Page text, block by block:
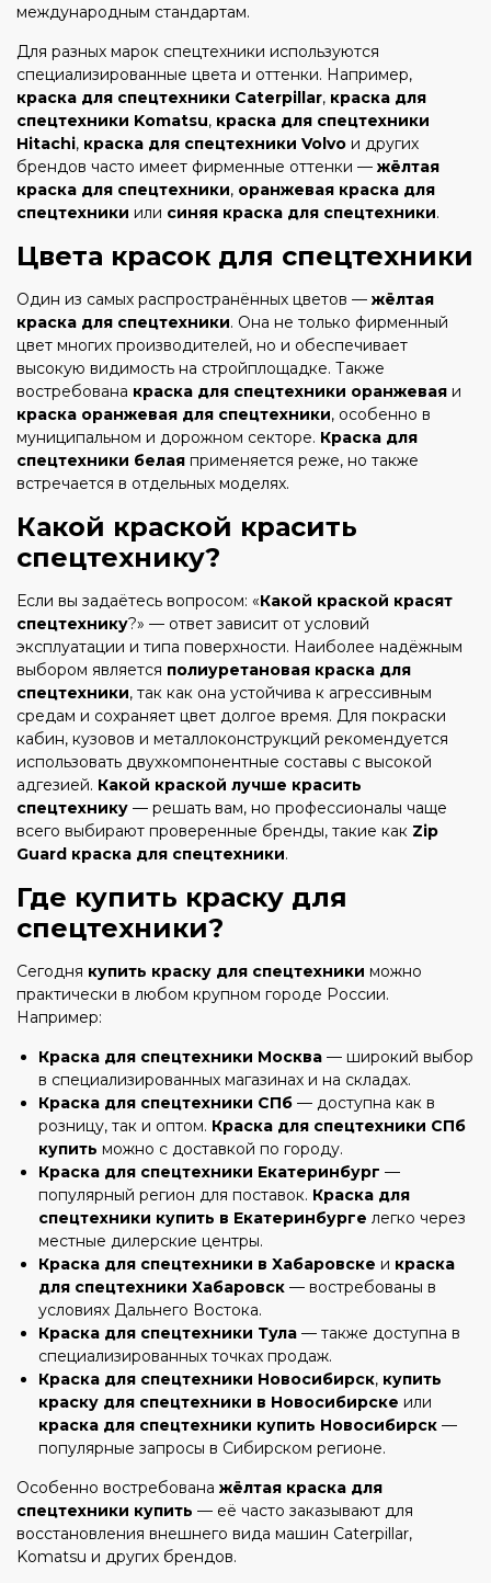
международным стандартам.
Для разных марок спецтехники используются
специализированные цвета и оттенки. Например,
краска для спецтехники Caterpillar, краска для
спецтехники Komatsu, краска для спецтехники
Hitachi, краска для спецтехники Volvo и других
брендов часто имеет фирменные оттенки — жёлтая
краска для спецтехники, оранжевая краска для
спецтехники или синяя краска для спецтехники.
Цвета красок для спецтехники
Один из самых распространённых цветов — жёлтая
краска для спецтехники. Она не только фирменный
цвет многих производителей, но и обеспечивает
высокую видимость на стройплощадке. Также
востребована краска для спецтехники оранжевая и
краска оранжевая для спецтехники, особенно в
муниципальном и дорожном секторе. Краска для
спецтехники белая применяется реже, но также
встречается в отдельных моделях.
Какой краской красить
спецтехнику?
Если вы задаётесь вопросом: «Какой краской красят
спецтехнику?» — ответ зависит от условий
эксплуатации и типа поверхности. Наиболее надёжным
выбором является полиуретановая краска для
спецтехники, так как она устойчива к агрессивным
средам и сохраняет цвет долгое время. Для покраски
кабин, кузовов и металлоконструкций рекомендуется
использовать двухкомпонентные составы с высокой
адгезией. Какой краской лучше красить
спецтехнику — решать вам, но профессионалы чаще
всего выбирают проверенные бренды, такие как Zip
Guard краска для спецтехники.
Где купить краску для
спецтехники?
Сегодня купить краску для спецтехники можно
практически в любом крупном городе России.
Например:
Краска для спецтехники Москва — широкий выбор
в специализированных магазинах и на складах.
Краска для спецтехники СПб — доступна как в
розницу, так и оптом. Краска для спецтехники СПб
купить можно с доставкой по городу.
Краска для спецтехники Екатеринбург —
популярный регион для поставок. Краска для
спецтехники купить в Екатеринбурге легко через
местные дилерские центры.
Краска для спецтехники в Хабаровске и краска
для спецтехники Хабаровск — востребованы в
условиях Дальнего Востока.
Краска для спецтехники Тула — также доступна в
специализированных точках продаж.
Краска для спецтехники Новосибирск, купить
краску для спецтехники в Новосибирске или
краска для спецтехники купить Новосибирск —
популярные запросы в Сибирском регионе.
Особенно востребована жёлтая краска для
спецтехники купить — её часто заказывают для
восстановления внешнего вида машин Caterpillar,
Komatsu и других брендов.